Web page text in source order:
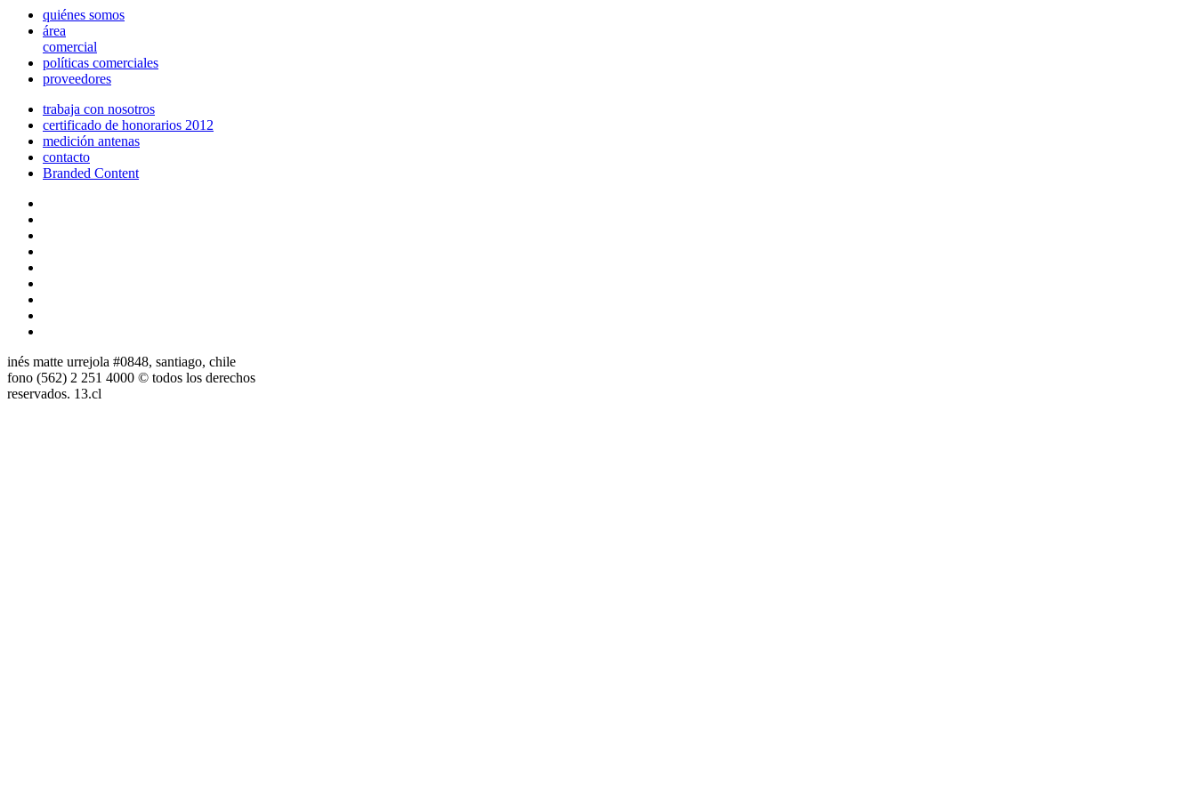
quiénes somos
área
comercial
políticas comerciales
proveedores
trabaja con nosotros
certificado de honorarios 2012
medición antenas
contacto
Branded Content
inés matte urrejola #0848, santiago, chile
fono (562) 2 251 4000 © todos los derechos
reservados. 13.cl